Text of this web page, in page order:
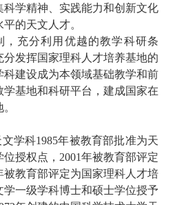
学精神、实践能力和创新文化
的天文人才。
，充分利用优越的教学科研条
发挥国家理科人才培养基地的
建设成为本领域基础教学和前
基地和科研平台，建成国家在
学科1985年被教育部批准为天
位授权点，2001年被教育部评定
被教育部评定为国家理科人才培
学一级学科博士和硕士学位授予